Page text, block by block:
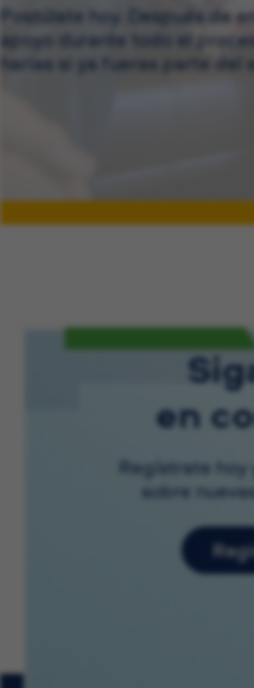
Postúlate hoy. Después de
apoyo durante todo el
harías si ya fueras parte del
en
Regístrate
sobre